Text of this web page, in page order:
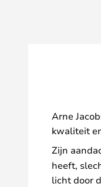
Arne
kwaliteit
Zijn
heeft,
licht door